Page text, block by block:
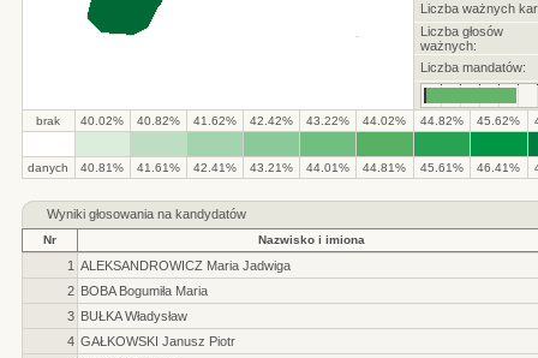
Liczba ważnych
Liczba głosów
ważnych:
Liczba mandatów:
brak 40.02% 40.82% 41.62% 42.42% 43.22% 44.02% 44.82% 45.62%
danych 40.81% 41.61% 42.41% 43.21% 44.01% 44.81% 45.61% 46.41%
Wyniki głosowania na kandydatów
Nr Nazwisko i imiona
1 ALEKSANDROWICZ Maria Jadwiga
2 BOBA Bogumiła Maria
3 BUŁKA Władysław
4 GAŁKOWSKI Janusz Piotr